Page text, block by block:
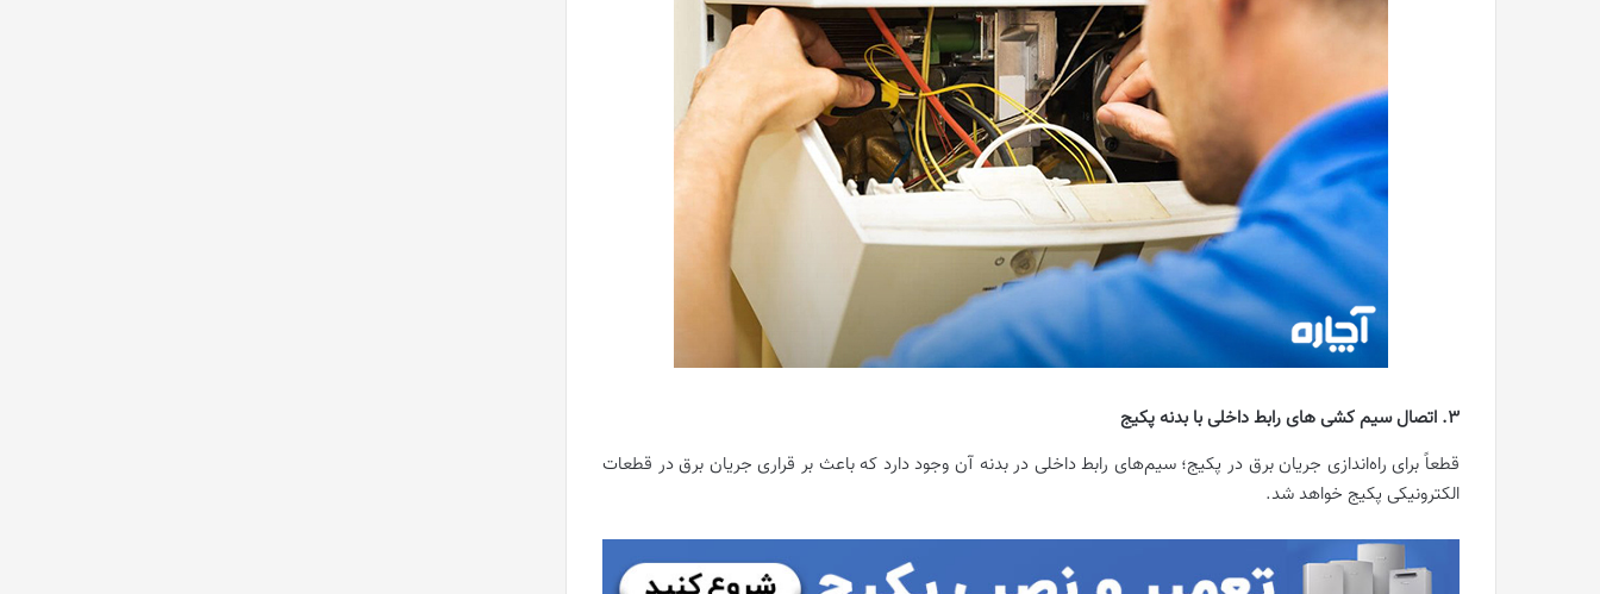
3. اتصال سیم کشی های رابط داخلی با بدنه پکیج
قطعاً برای راه‌اندازی جریان برق در پکیج؛ سیم‌های رابط داخلی در بدنه آن وجود دارد که باعث بر قراری جریان برق در قطعات
الکترونیکی پکیج خواهد شد.